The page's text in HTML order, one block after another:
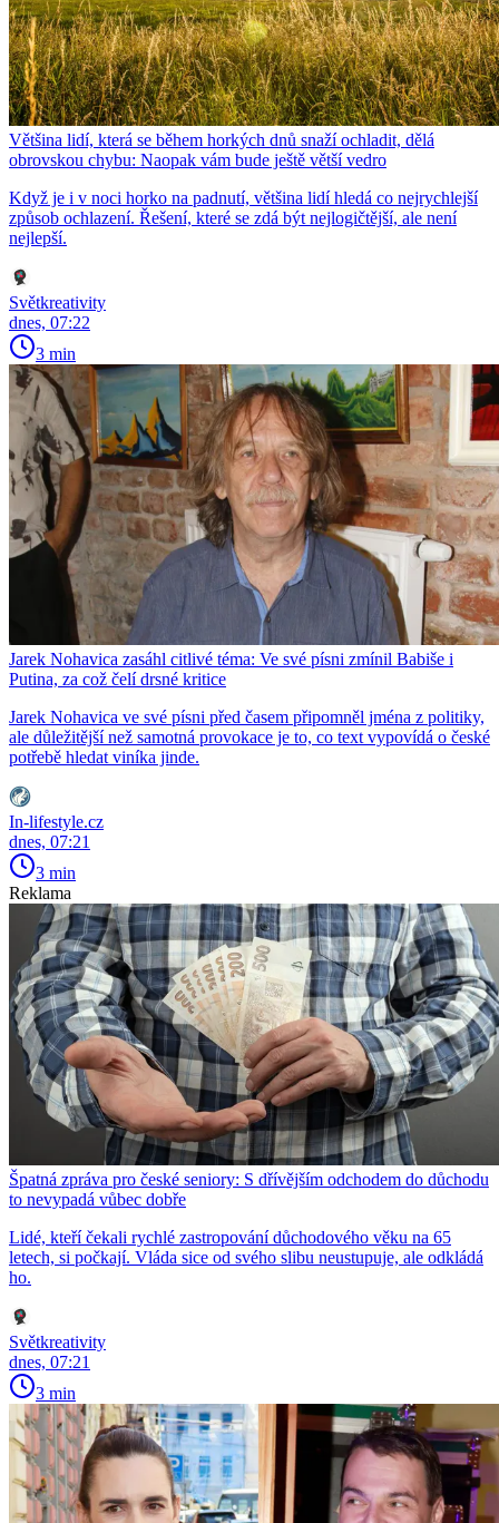
Většina lidí, která se během horkých dnů snaží ochladit, dělá
obrovskou chybu: Naopak vám bude ještě větší vedro
Když je i v noci horko na padnutí, většina lidí hledá co nejrychlejší
způsob ochlazení. Řešení, které se zdá být nejlogičtější, ale není
nejlepší.
Světkreativity
dnes, 07:22
3 min
Jarek Nohavica zasáhl citlivé téma: Ve své písni zmínil Babiše i
Putina, za což čelí drsné kritice
Jarek Nohavica ve své písni před časem připomněl jména z politiky,
ale důležitější než samotná provokace je to, co text vypovídá o české
potřebě hledat viníka jinde.
In-lifestyle.cz
dnes, 07:21
3 min
Reklama
Špatná zpráva pro české seniory: S dřívějším odchodem do důchodu
to nevypadá vůbec dobře
Lidé, kteří čekali rychlé zastropování důchodového věku na 65
letech, si počkají. Vláda sice od svého slibu neustupuje, ale odkládá
ho.
Světkreativity
dnes, 07:21
3 min